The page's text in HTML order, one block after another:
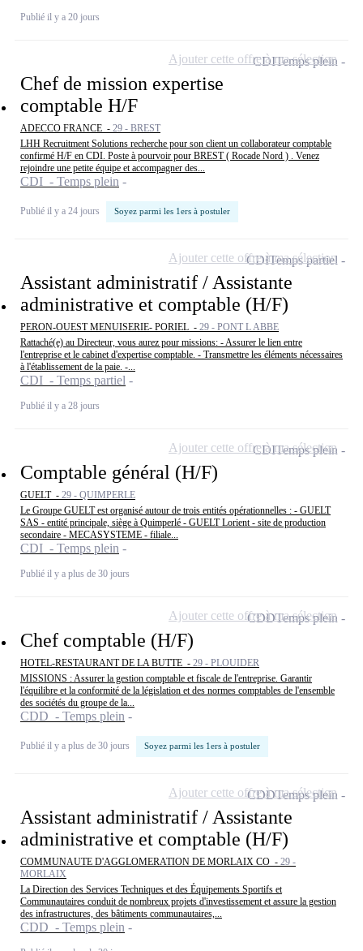
Publié il y a 20 jours
Chef de mission expertise
comptable H/F
ADECCO FRANCE - 29 - BREST
LHH Recruitment Solutions recherche pour son client un collaborateur comptable
confirmé H/F en CDI. Poste à pourvoir pour BREST ( Rocade Nord ) . Venez
rejoindre une petite équipe et accompagner des...
CDI - Temps plein
Publié il y a 24 jours Soyez parmi les 1ers à postuler
CDITemps plein
Ajouter cette offre à ma sélection
Assistant administratif / Assistante
administrative et comptable (H/F)
PERON-OUEST MENUISERIE- PORIEL - 29 - PONT L ABBE
Rattaché(e) au Directeur, vous aurez pour missions: - Assurer le lien entre
l'entreprise et le cabinet d'expertise comptable. - Transmettre les éléments nécessaires
à l'établissement de la paie. -...
CDI - Temps partiel
Publié il y a 28 jours
CDITemps partiel
Ajouter cette offre à ma sélection
Comptable général (H/F)
GUELT - 29 - QUIMPERLE
Le Groupe GUELT est organisé autour de trois entités opérationnelles : - GUELT
SAS - entité principale, siège à Quimperlé - GUELT Lorient - site de production
secondaire - MECASYSTEME - filiale...
CDI - Temps plein
Publié il y a plus de 30 jours
CDITemps plein
Ajouter cette offre à ma sélection
Chef comptable (H/F)
HOTEL-RESTAURANT DE LA BUTTE - 29 - PLOUIDER
MISSIONS : Assurer la gestion comptable et fiscale de l'entreprise. Garantir
l'équilibre et la conformité de la législation et des normes comptables de l'ensemble
des sociétés du groupe de la...
CDD - Temps plein
Publié il y a plus de 30 jours Soyez parmi les 1ers à postuler
CDDTemps plein
Ajouter cette offre à ma sélection
Assistant administratif / Assistante
administrative et comptable (H/F)
COMMUNAUTE D'AGGLOMERATION DE MORLAIX CO - 29 -
MORLAIX
La Direction des Services Techniques et des Équipements Sportifs et
Communautaires conduit de nombreux projets d'investissement et assure la gestion
des infrastructures, des bâtiments communautaires,...
CDD - Temps plein
CDDTemps plein
Ajouter cette offre à ma sélection